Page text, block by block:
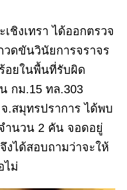
ชิงเทรา ได้ออกตรวจ
ดขันวินัยการจราจร
อยในพื้นที่รับผิด
กม.15 ทล.303
.สมุทรปราการ ได้พบ
ำนวน 2 คัน จอดอยู่
ได้สอบถามว่าจะให้
ไม่